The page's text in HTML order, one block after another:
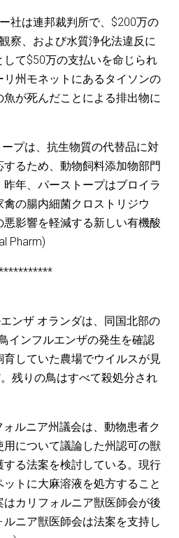
社は連邦裁判所で、$200万の
察、および水質浄化法違反に
して$50万の支払いを命じられ
州モネットにあるタイソンの
が死んだことによる排出物に
プは、抗生物質の代替品に対
るため、動物飼料添加物部門
年、パーストープはブロイラ
の腸内細菌クロストリジウ
影響を軽減する新しい有機酸
Pharm)
ンザ オランダは、同国北部の
インフルエンザの発生を確認
育していた農場でウイルスが見
残りの鳥はすべて殺処分され
ォルニア州議会は、動物患者ク
について議論した州認可の獣
る法案を検討している。現行
トに大麻溶液を処方すること
カリフォルニア獣医師会が後
ニア獣医師会は法案を支持し